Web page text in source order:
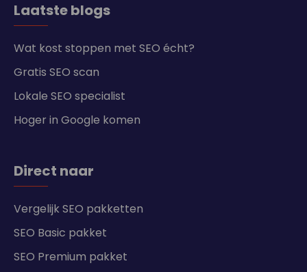
Laatste blogs
Wat kost stoppen met SEO écht?
Gratis SEO scan
Lokale SEO specialist
Hoger in Google komen
Direct naar
Vergelijk SEO pakketten
SEO Basic pakket
SEO Premium pakket